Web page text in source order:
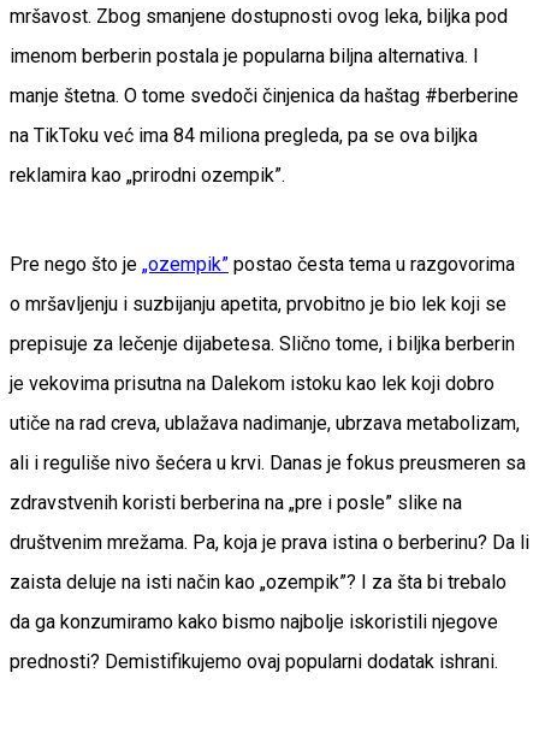
mršavost. Zbog smanjene dostupnosti ovog leka, biljka pod
imenom berberin postala je popularna biljna alternativa. I
manje štetna. O tome svedoči činjenica da haštag #berberine
na TikToku već ima 84 miliona pregleda, pa se ova biljka
reklamira kao „prirodni ozempik”.
Pre nego što je „ozempik” postao česta tema u razgovorima
o mršavljenju i suzbijanju apetita, prvobitno je bio lek koji se
prepisuje za lečenje dijabetesa. Slično tome, i biljka berberin
je vekovima prisutna na Dalekom istoku kao lek koji dobro
utiče na rad creva, ublažava nadimanje, ubrzava metabolizam,
ali i reguliše nivo šećera u krvi. Danas je fokus preusmeren sa
zdravstvenih koristi berberina na „pre i posle” slike na
društvenim mrežama. Pa, koja je prava istina o berberinu? Da li
zaista deluje na isti način kao „ozempik”? I za šta bi trebalo
da ga konzumiramo kako bismo najbolje iskoristili njegove
prednosti? Demistifikujemo ovaj popularni dodatak ishrani.